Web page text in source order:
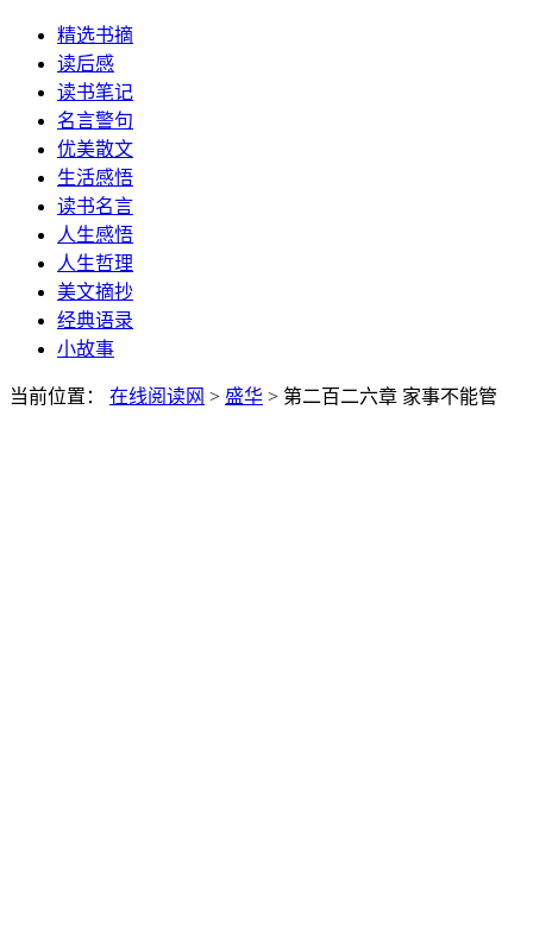
精选书摘
读后感
读书笔记
名言警句
优美散文
生活感悟
读书名言
人生感悟
人生哲理
美文摘抄
经典语录
小故事
当前位置： 在线阅读网 > 盛华 > 第二百二六章 家事不能管